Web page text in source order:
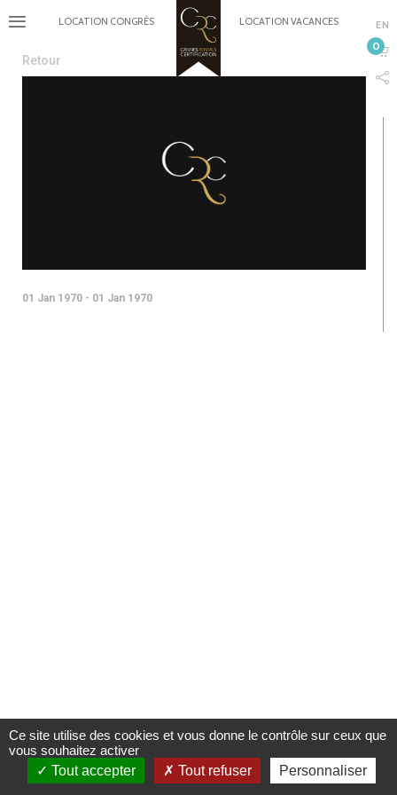
LOCATION CONGRÈS LOCATION VACANCES EN
0
Retour
01 Jan 1970 - 01 Jan 1970
CERTIFICATION FNAIM AGENCES CERTIFIÉES CONTACT
DONNÉES PERSONNELLES
Ce site utilise des cookies et vous donne le contrôle sur ceux que
vous souhaitez activer
Tout accepter
Tout refuser Personnaliser